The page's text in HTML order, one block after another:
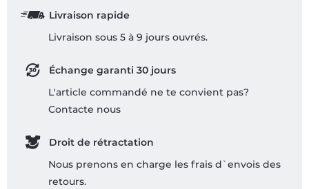
Livraison rapide
Livraison sous 5 à 9 jours ouvrés.
Échange garanti 30 jours
L'article commandé ne te convient pas?
Contacte nous
Droit de rétractation
Nous prenons en charge les frais d`envois des
retours.